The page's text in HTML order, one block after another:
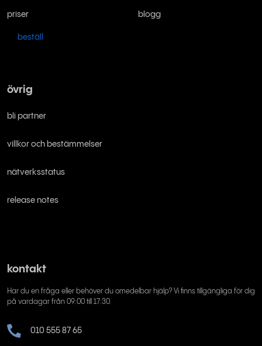
priser
beställ
blogg
övrig
bli partner
villkor och bestämmelser
nätverksstatus
release notes
kontakt
Har du en fråga eller behöver du omedelbar hjälp? Vi finns tillgängliga för dig
på vardagar från 09:00 till 17:30.
010 555 87 65